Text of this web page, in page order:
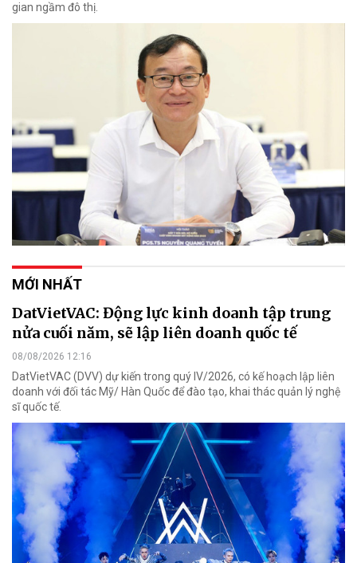
gian ngầm đô thị.
MỚI NHẤT
DatVietVAC: Động lực kinh doanh tập trung
nửa cuối năm, sẽ lập liên doanh quốc tế
08/08/2026 12:16
DatVietVAC (DVV) dự kiến trong quý IV/2026, có kế hoạch lập liên
doanh với đối tác Mỹ/ Hàn Quốc để đào tạo, khai thác quản lý nghệ
sĩ quốc tế.